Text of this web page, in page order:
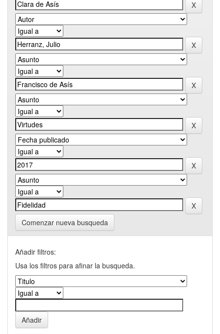
Comenzar nueva busqueda
Añadir filtros:
Usa los filtros para afinar la busqueda.